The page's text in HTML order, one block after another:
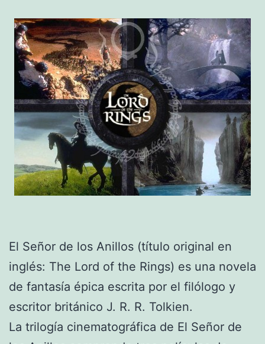
El Señor de los Anillos (título original en
inglés: The Lord of the Rings) es una novela
de fantasía épica escrita por el filólogo y
escritor británico J. R. R. Tolkien.
La trilogía cinematográfica de El Señor de